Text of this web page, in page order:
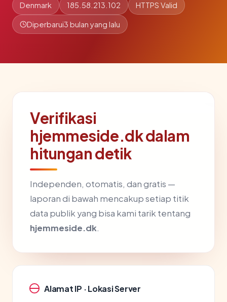
Denmark 185.58.213.102 HTTPS Valid
Diperbarui3 bulan yang lalu
Verifikasi
hjemmeside.dk dalam
hitungan detik
Independen, otomatis, dan gratis —
laporan di bawah mencakup setiap titik
data publik yang bisa kami tarik tentang
hjemmeside.dk.
Alamat IP · Lokasi Server